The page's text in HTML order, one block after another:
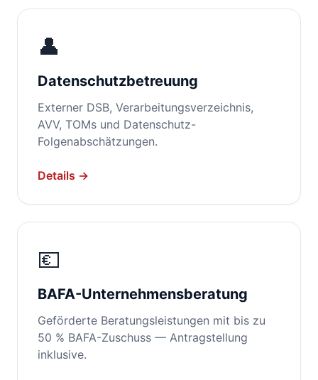
👤
Datenschutzbetreuung
Externer DSB, Verarbeitungsverzeichnis,
AVV, TOMs und Datenschutz-
Folgenabschätzungen.
Details →
💶
BAFA-Unternehmens­beratung
Geförderte Beratungsleistungen mit bis zu
50 % BAFA-Zuschuss — Antragstellung
inklusive.